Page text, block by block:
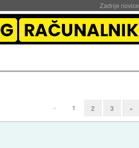
Zadnje novice
« 1 2 3 »